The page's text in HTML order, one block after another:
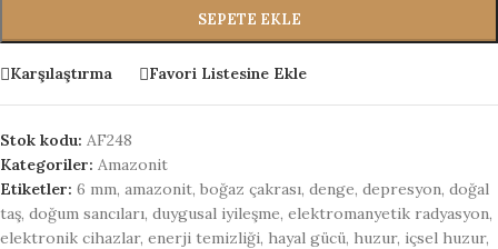
SEPETE EKLE
Karşılaştırma Favori Listesine Ekle
Stok kodu: AF248
Kategoriler: Amazonit
Etiketler: 6 mm, amazonit, boğaz çakrası, denge, depresyon, doğal
taş, doğum sancıları, duygusal iyileşme, elektromanyetik radyasyon,
elektronik cihazlar, enerji temizliği, hayal gücü, huzur, içsel huzur,